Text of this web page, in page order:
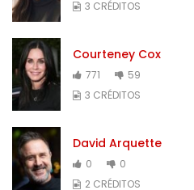
3 CRÉDITOS
Courteney Cox
771
59
3 CRÉDITOS
David Arquette
0
0
2 CRÉDITOS